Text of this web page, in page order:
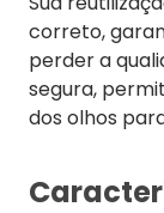
correto,
perder a
segura,
dos olhos